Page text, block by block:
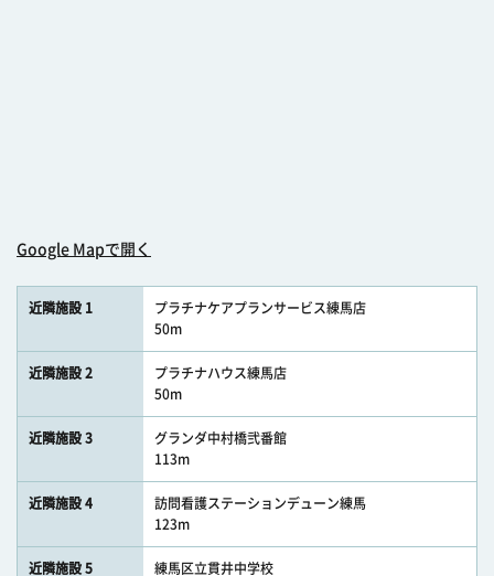
Google Mapで開く
近隣施設 1
プラチナケアプランサービス練馬店
50m
近隣施設 2
プラチナハウス練馬店
50m
近隣施設 3
グランダ中村橋弐番館
113m
近隣施設 4
訪問看護ステーションデューン練馬
123m
近隣施設 5
練馬区立貫井中学校